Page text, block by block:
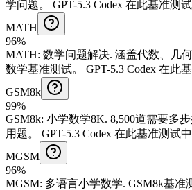
学问题。
GPT-5.3 Codex 在此基准测
MATH
96%
MATH: 数学问题解决. 涵盖代数、几
数学基准测试。
GPT-5.3 Codex 在此
GSM8k
99%
GSM8k: 小学数学8K. 8,500道需要多
用题。
GPT-5.3 Codex 在此基准测试中
MGSM
96%
MGSM: 多语言小学数学. GSM8k基准